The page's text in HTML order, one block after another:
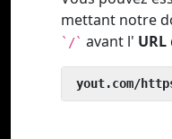
mettant notre
`/` avant l' URL
yout.com/